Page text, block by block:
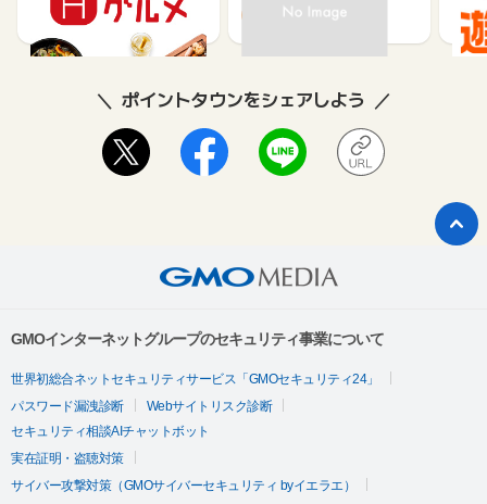
85 1.5%
ポイントタウンをシェアしよう
GMOインターネットグループのセキュリティ事業について
世界初総合ネットセキュリティサービス「GMOセキュリティ24」
パスワード漏洩診断
Webサイトリスク診断
セキュリティ相談AIチャットボット
実在証明・盗聴対策
サイバー攻撃対策（GMOサイバーセキュリティ byイエラエ）